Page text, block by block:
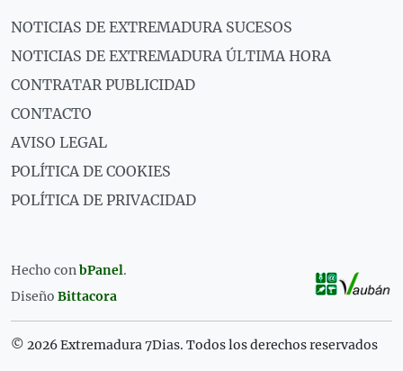
NOTICIAS DE EXTREMADURA SUCESOS
NOTICIAS DE EXTREMADURA ÚLTIMA HORA
CONTRATAR PUBLICIDAD
CONTACTO
AVISO LEGAL
POLÍTICA DE COOKIES
POLÍTICA DE PRIVACIDAD
Hecho conbPanel.
Diseño Bittacora
© 2026 Extremadura 7Dias. Todos los derechos reservados